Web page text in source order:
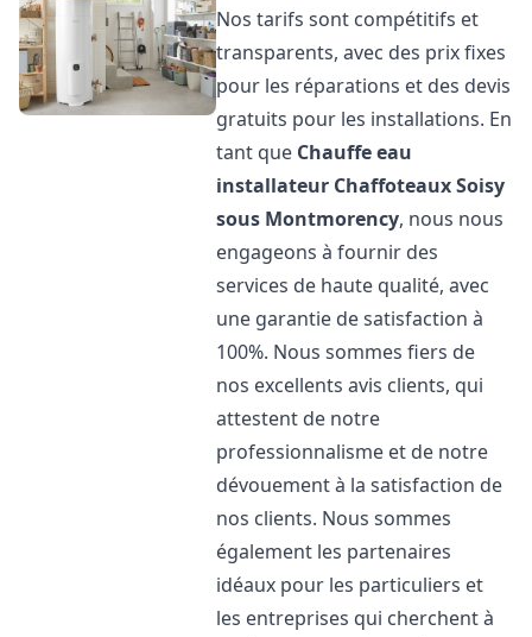
Nos tarifs sont compétitifs et
transparents, avec des prix fixes
pour les réparations et des devis
gratuits pour les installations. En
tant que Chauffe eau
installateur ChaffoteauxSoisy
sous Montmorency, nous nous
engageons à fournir des
services de haute qualité, avec
une garantie de satisfaction à
100%. Nous sommes fiers de
nos excellents avis clients, qui
attestent de notre
professionnalisme et de notre
dévouement à la satisfaction de
nos clients. Nous sommes
également les partenaires
idéaux pour les particuliers et
les entreprises qui cherchent à